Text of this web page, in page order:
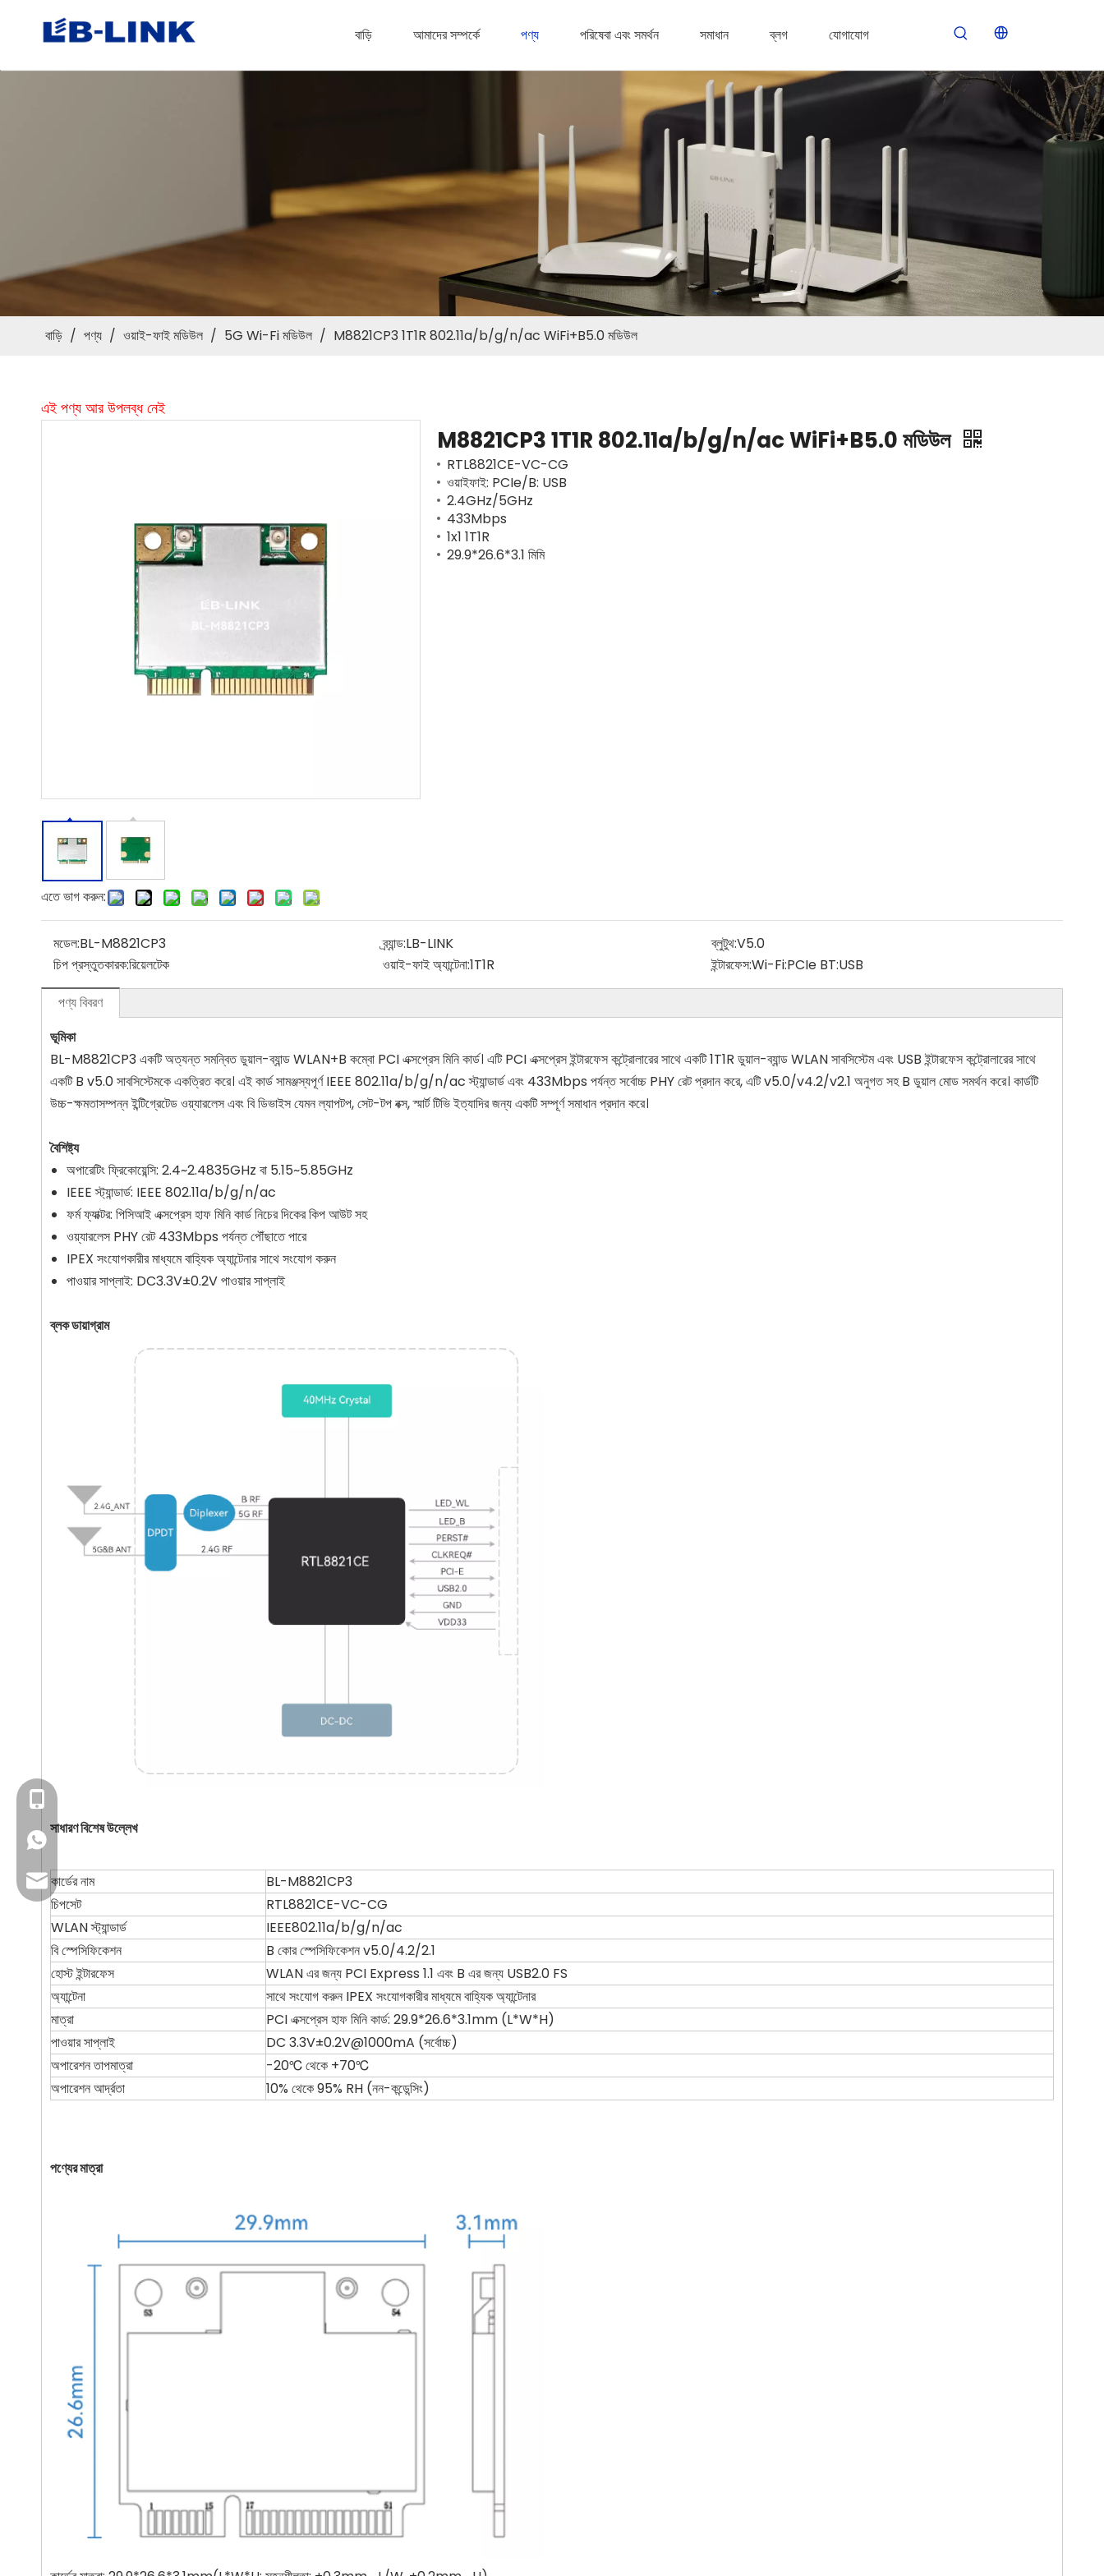
বাড়ি আমাদের সম্পর্কে পণ্য পরিষেবা এবং সমর্থন সমাধান ব্লগ যোগাযোগ
বাড়ি / পণ্য / ওয়াই-ফাই মডিউল / 5G Wi-Fi মডিউল / M8821CP3 1T1R 802.11a/b/g/n/ac WiFi+B5.0 মডিউল
এই পণ্য আর উপলব্ধ নেই
এতে ভাগ করুন:
M8821CP3 1T1R 802.11a/b/g/n/ac WiFi+B5.0 মডিউল
RTL8821CE-VC-CG
ওয়াইফাই: PCIe/B: USB
2.4GHz/5GHz
433Mbps
1x1 1T1R
29.9*26.6*3.1 মিমি
মডেল:BL-M8821CP3 ব্র্যান্ড:LB-LINK ব্লুটুথ:V5.0
চিপ প্রস্তুতকারক:রিয়েলটেক ওয়াই-ফাই অ্যান্টেনা:1T1R ইন্টারফেস:Wi-Fi:PCIe BT:USB
পণ্য বিবরণ
ভূমিকা
BL-M8821CP3 একটি অত্যন্ত সমন্বিত ডুয়াল-ব্যান্ড WLAN+B কম্বো PCI এক্সপ্রেস মিনি কার্ড। এটি PCI এক্সপ্রেস ইন্টারফেস কন্ট্রোলারের সাথে একটি 1T1R ডুয়াল-ব্যান্ড WLAN সাবসিস্টেম এবং USB ইন্টারফেস কন্ট্রোলারের সাথে
একটি B v5.0 সাবসিস্টেমকে একত্রিত করে। এই কার্ড সামঞ্জস্যপূর্ণ IEEE 802.11a/b/g/n/ac স্ট্যান্ডার্ড এবং 433Mbps পর্যন্ত সর্বোচ্চ PHY রেট প্রদান করে, এটি v5.0/v4.2/v2.1 অনুগত সহ B ডুয়াল মোড সমর্থন করে। কার্ডটি
উচ্চ-ক্ষমতাসম্পন্ন ইন্টিগ্রেটেড ওয়্যারলেস এবং বি ডিভাইস যেমন ল্যাপটপ, সেট-টপ বক্স, স্মার্ট টিভি ইত্যাদির জন্য একটি সম্পূর্ণ সমাধান প্রদান করে।
বৈশিষ্ট্য
অপারেটিং ফ্রিকোয়েন্সি: 2.4~2.4835GHz বা 5.15~5.85GHz
IEEE স্ট্যান্ডার্ড: IEEE 802.11a/b/g/n/ac
ফর্ম ফ্যাক্টর: পিসিআই এক্সপ্রেস হাফ মিনি কার্ড নিচের দিকের কিপ আউট সহ
ওয়্যারলেস PHY রেট 433Mbps পর্যন্ত পৌঁছাতে পারে
IPEX সংযোগকারীর মাধ্যমে বাহ্যিক অ্যান্টেনার সাথে সংযোগ করুন
পাওয়ার সাপ্লাই: DC3.3V±0.2V পাওয়ার সাপ্লাই
ব্লক ডায়াগ্রাম
সাধারণ বিশেষ উল্লেখ
কার্ডের নাম
BL-M8821CP3
চিপসেট
RTL8821CE-VC-CG
WLAN স্ট্যান্ডার্ড
IEEE802.11a/b/g/n/ac
বি স্পেসিফিকেশন
B কোর স্পেসিফিকেশন v5.0/4.2/2.1
হোস্ট ইন্টারফেস
WLAN এর জন্য PCI Express 1.1 এবং B এর জন্য USB2.0 FS
অ্যান্টেনা
সাথে সংযোগ করুন IPEX সংযোগকারীর মাধ্যমে বাহ্যিক অ্যান্টেনার
মাত্রা
PCI এক্সপ্রেস হাফ মিনি কার্ড: 29.9*26.6*3.1mm (L*W*H)
পাওয়ার সাপ্লাই
DC 3.3V±0.2V@1000mA (সর্বোচ্চ)
অপারেশন তাপমাত্রা
-20℃ থেকে +70℃
অপারেশন আর্দ্রতা
10% থেকে 95% RH (নন-কন্ডেন্সিং)
পণ্যের মাত্রা
+৮৬ 13923714138
ব্যবসায়িক ইমেল: sales@lb-link.com
প্রযুক্তিগত সহায়তা: info@lb-link.com
অভিযোগের ইমেল: शिकायत@lb-link.com